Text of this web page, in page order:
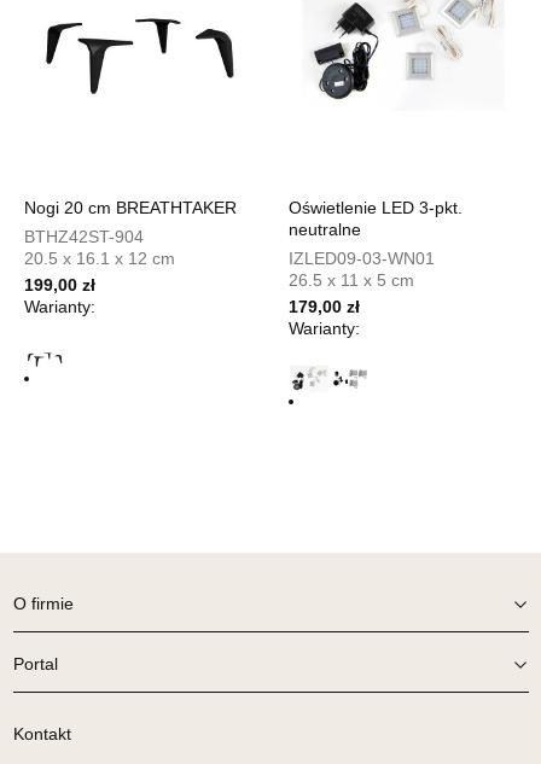
Godziny otwarcia
Pn-Pt: 08:00-18:00, Sb: 08:00-14:00
1 049,00 zł
SALON MEBLOWY PRYM
Salon meblowy
UL.SIKORSKIEGO 59
64-980 TRZCIANKA
Adres e-mail:
Pn-Pt: 10:00-18:00, Sb: 10:00-14:00
Salon meblowy
UL.DRYGASA 4-6
64-920 PIŁA
Godziny otwarcia
Nogi 20 cm BREATHTAKER
BTHZ42ST-904
20.5 x 16.1 x 12 cm
199,00 zł
Warianty:
Oświetlenie LED 3-pkt.
neutralne
IZLED09-03-WN01
26.5 x 11 x 5 cm
179,00 zł
Warianty:
O firmie
Portal
Kontakt